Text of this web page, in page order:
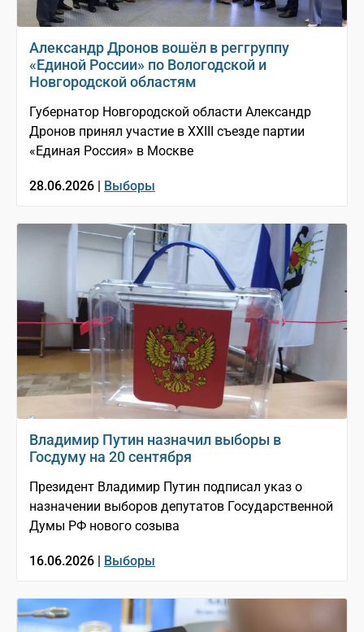
Александр Дронов вошёл в реггруппу
«Единой России» по Вологодской и
Новгородской областям
Губернатор Новгородской области Александр
Дронов принял участие в XXIII съезде партии
«Единая Россия» в Москве
28.06.2026 | Выборы
Владимир Путин назначил выборы в
Госдуму на 20 сентября
Президент Владимир Путин подписал указ о
назначении выборов депутатов Государственной
Думы РФ нового созыва
16.06.2026 | Выборы